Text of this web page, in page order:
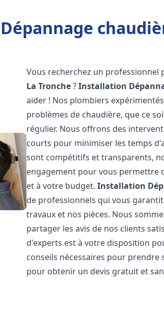
Vous recherchez un
La Tronche?Installation
aider ! Nos plombiers
problèmes de chaudière, que ce
régulier. Nous offrons des
courts pour minimiser les temps
sont compétitifs et transparents,
engagement pour vous permettre
et à votre budget.Installation
de professionnels qui vous
travaux et nos pièces. Nous
partager les avis de nos clients
d'experts est à votre disposition
conseils nécessaires pour
pour obtenir un devis gratuit et